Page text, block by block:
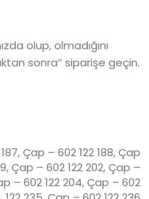
olup, olmadığını
sonra’’ siparişe geçin.
,Çap – 602 122 188,Çap
,Çap – 602 122 202,Çap –
– 602 122 204,Çap – 602